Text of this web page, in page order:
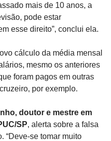
mais de 10 anos, a
pode estar
esse direito”, conclui ela.
cálculo da média mensal
mesmo os anteriores
foram pagos em outras
por exemplo.
doutor e mestre em
SP, alerta sobre a falsa
“Deve-se tomar muito